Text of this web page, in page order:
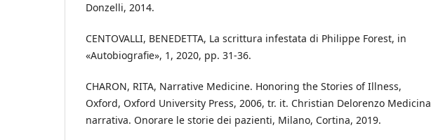
Donzelli, 2014.
CENTOVALLI, BENEDETTA, La scrittura infestata di Philippe Forest, in
«Autobiografie», 1, 2020, pp. 31-36.
CHARON, RITA, Narrative Medicine. Honoring the Stories of Illness,
Oxford, Oxford University Press, 2006, tr. it. Christian Delorenzo Medicina
narrativa. Onorare le storie dei pazienti, Milano, Cortina, 2019.